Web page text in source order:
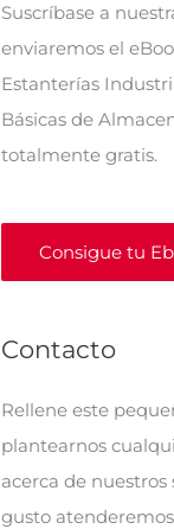
Suscríbase a
enviaremos el
Estanterías
Básicas de
totalmente gratis.
Consigue tu
Contacto
Rellene este
plantearnos
acerca de nuestros
gusto